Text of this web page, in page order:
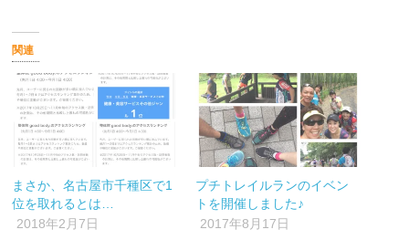
Twitter
有
(新
し
い
ウ
ィ
ン
ド
ウ
で
き
ま
す)
ッ
ク
し
て
く
さ
い
(新
し
い
ウ
ィ
ン
ド
(新
し
い
ウ
ィ
ン
ド
ウ
で
開
き
す)
関連
まさか、名古屋市千種区で1
位を取れるとは…
2018年2月7日
プチトレイルランのイベン
トを開催しました♪
2017年8月17日